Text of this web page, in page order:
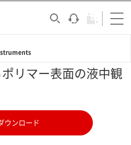
ポリマー表面の液中観
ウンロード